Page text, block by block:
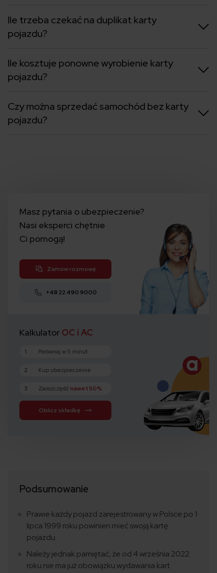
Ile trzeba czekać na duplikat karty
pojazdu?
Ile kosztuje ponowne wyrobienie karty
pojazdu?
Czy można sprzedać samochód bez karty
pojazdu?
Masz pytania o ubezpieczenie?
Nasi eksperci chętnie
Ci pomogą!
Zamów rozmowę
+48 22 490 9000
Kalkulator OC i AC
1 Porównaj w 5 minut
2 Kup ubezpieczenie
3 Zaoszczędź nawet 50%
Oblicz składkę
Podsumowanie
Prawie każdy pojazd zarejestrowany w Polsce po 1
lipca 1999 roku powinien mieć swoją kartę
pojazdu.
Należy jednak pamiętać, że od 4 września 2022
roku nie ma już obowiązku wydawania kart